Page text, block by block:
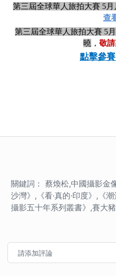
第三屆全球華人旅拍大賽 5
查
第三屆全球華人旅拍大賽 5
曉 ， 敬請
點擊參
關鍵詞： 蔡煥松,中國攝影金
沙灣》,《看·真的·印度》,《
攝影五十年系列叢書》,賽大